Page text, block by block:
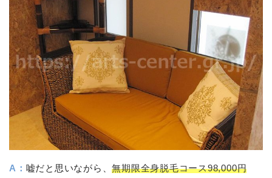
A： 嘘だと思いながら、無期限全身脱毛コース98,000円